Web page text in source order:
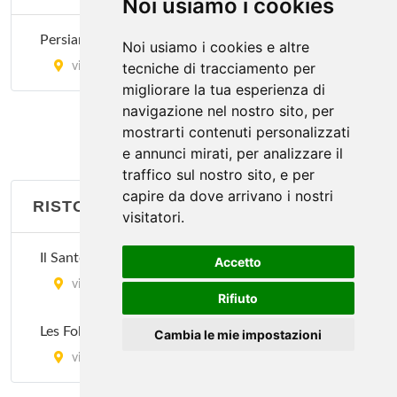
Noi usiamo i cookies
Noi usiamo i cookies e altre
tecniche di tracciamento per
migliorare la tua esperienza di
navigazione nel nostro sito, per
mostrarti contenuti personalizzati
e annunci mirati, per analizzare il
traffico sul nostro sito, e per
capire da dove arrivano i nostri
visitatori.
Accetto
Rifiuto
Cambia le mie impostazioni
Persian Red Rose
via Tortona 20, Milano
RISTORANTI FRANCESI
Il Santo Bevitore
via Aleardo Aleardi 22, Milano
Les Folies
via Francesco Ferruccio 22, Milano